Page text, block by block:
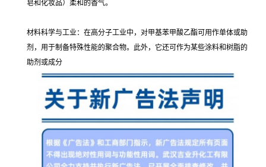
皂和化妆品）柔和的香气。
材料科学与工业：在高分子工业中，对甲基苯甲酸乙酯可用作单体或助
剂，用于制备特殊性能的聚合物。此外，它还可作为某些涂料和树脂的
助剂或成分